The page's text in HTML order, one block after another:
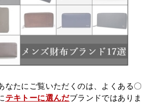
なたにご覧いただくのは、よくある〇
テキトーに選んだブランドではありま